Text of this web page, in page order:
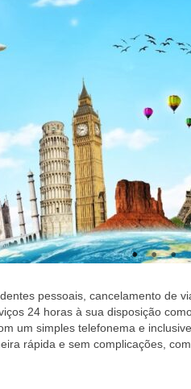
pessoais, cancelamento de
24 horas à sua disposição
um simples telefonema e
rápida e sem complicações,